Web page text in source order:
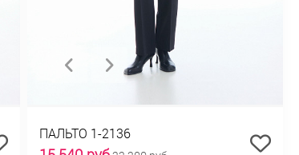
ПАЛЬТО 1-2136